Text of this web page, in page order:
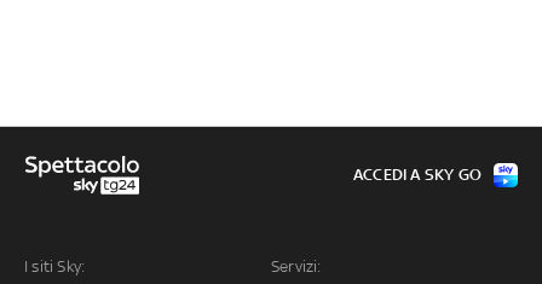
I siti Sky: Servizi:
ACCEDI A SKY GO